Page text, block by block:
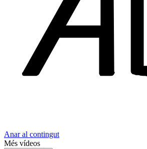
Anar al contingut
Més vídeos